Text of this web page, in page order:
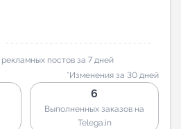
рекламных постов за 7 дней
*Изменения за 30 дней
6
Выполненных заказов на
Telega.in